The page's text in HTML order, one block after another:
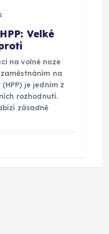
Velké
na volné noze
na
je jedním z
rozhodnutí.
zásadně